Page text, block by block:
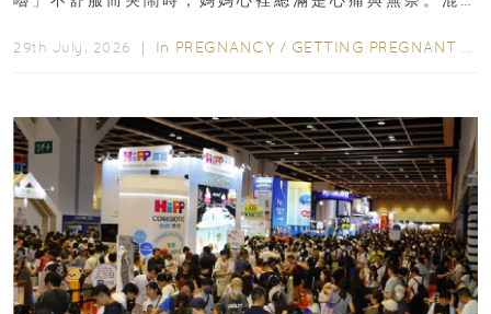
29th July, 2026 ｜ In PREGNANCY / GETTING PREGNANT